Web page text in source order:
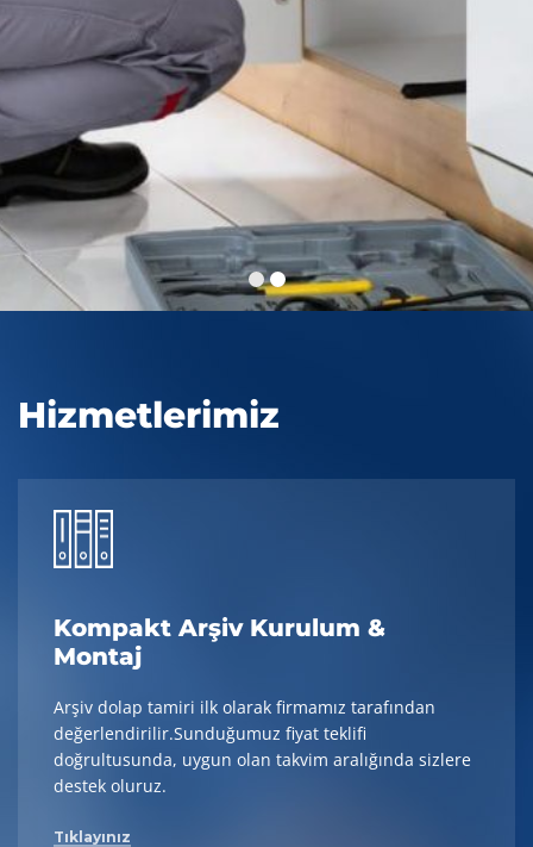
Hizmetlerimiz
Kompakt Arşiv Kurulum &
Montaj
Arşiv dolap tamiri ilk olarak firmamız tarafından
değerlendirilir.Sunduğumuz fiyat teklifi
doğrultusunda, uygun olan takvim aralığında sizlere
destek oluruz.
Tıklayınız